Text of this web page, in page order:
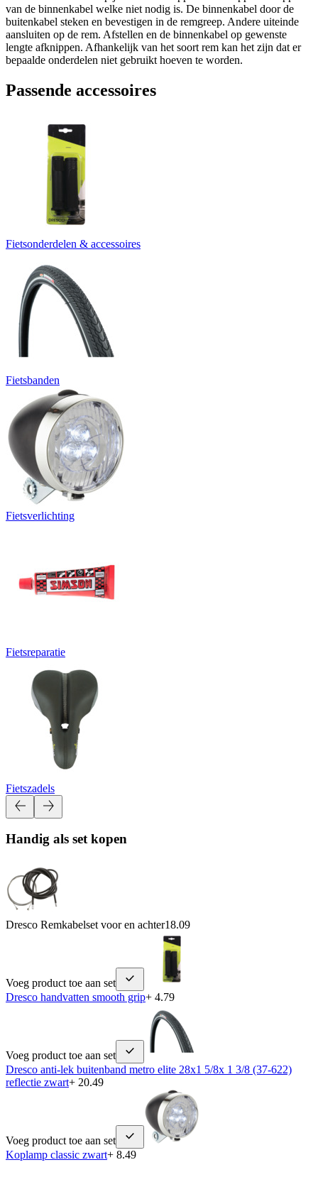
van de binnenkabel welke niet nodig is. De binnenkabel door de
buitenkabel steken en bevestigen in de remgreep. Andere uiteinde
aansluiten op de rem. Afstellen en de binnenkabel op gewenste
lengte afknippen. Afhankelijk van het soort rem kan het zijn dat er
bepaalde onderdelen niet gebruikt hoeven te worden.
Passende accessoires
Fietsonderdelen & accessoires
Fietsbanden
Fietsverlichting
Fietsreparatie
Fietszadels
Handig als set kopen
Dresco Remkabelset voor en achter18.09
Voeg product toe aan set
Dresco handvatten smooth grip+ 4.79
Voeg product toe aan set
Dresco anti-lek buitenband metro elite 28x1 5/8x 1 3/8 (37-622)
reflectie zwart+ 20.49
Voeg product toe aan set
Koplamp classic zwart+ 8.49